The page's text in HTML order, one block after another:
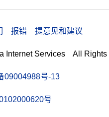
报错 提意见和建议
Internet Services All Rights
09004988号-13
号